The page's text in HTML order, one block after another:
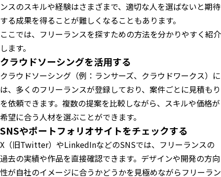
ンスのスキルや経験はさまざまで、適切な人を選ばないと期待
する成果を得ることが難しくなることもあります。
ここでは、フリーランスを探すための方法を分かりやすく紹介
します。
クラウドソーシングを活用する
クラウドソーシング（例：ランサーズ、クラウドワークス）に
は、多くのフリーランスが登録しており、案件ごとに見積もり
を依頼できます。複数の提案を比較しながら、スキルや価格が
希望に合う人材を選ぶことができます。
SNSやポートフォリオサイトをチェックする
X（旧Twitter）やLinkedInなどのSNSでは、フリーランスの
過去の実績や作品を直接確認できます。デザインや開発の方向
性が自社のイメージに合うかどうかを見極めながらフリーラン